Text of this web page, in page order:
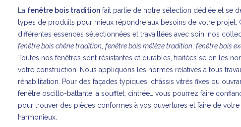
La fenêtre bois tradition fait partie de notre sélection dédiée et se
types de produits pour mieux répondre aux besoins de votre projet.
différentes essences sélectionnées et travaillées avec soin, nos
fenêtre bois chêne tradition fenêtre bois mélèze tradition fenêtre bois
Toutes nos fenêtres sont résistantes et durables, traitées selon les
votre construction. Nous appliquons les normes relatives à tous
réhabilitation. Pour des façades typiques, châssis vitrés fixes ou
fenêtre oscillo-battante, à soufflet, cintrée… vous pourrez faire
pour trouver des pièces conformes à vos ouvertures et faire de
harmonieux.